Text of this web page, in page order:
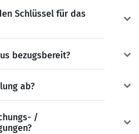
Schlüssel für das
bezugsbereit?
ab?
/